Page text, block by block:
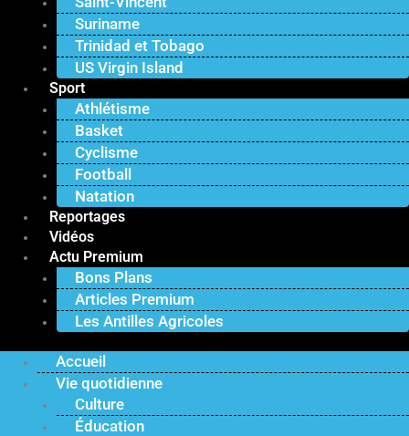
Suriname
Trinidad et Tobago
US Virgin Island
Sport
Athlétisme
Basket
Cyclisme
Football
Natation
Reportages
Vidéos
Actu Premium
Bons Plans
Articles Premium
Les Antilles Agricoles
Accueil
Vie quotidienne
Culture
Éducation